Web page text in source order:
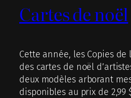
Cartes de noël
Cette année, les Copies
des cartes de noël
deux modèles arborant
disponibles au prix de 2,99